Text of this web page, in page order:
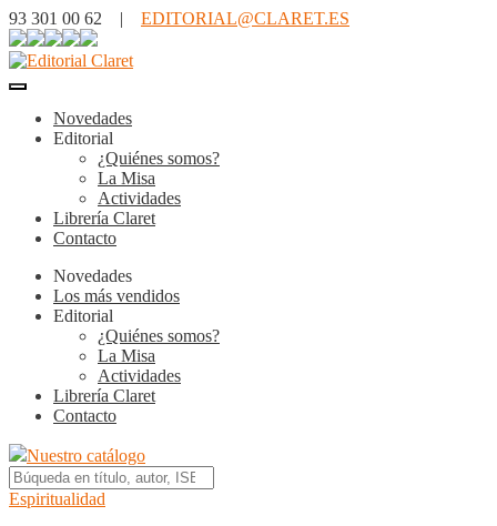
93 301 00 62 | EDITORIAL@CLARET.ES
Novedades
Editorial
¿Quiénes somos?
La Misa
Actividades
Librería Claret
Contacto
Novedades
Los más vendidos
Editorial
¿Quiénes somos?
La Misa
Actividades
Librería Claret
Contacto
Nuestro catálogo
Espiritualidad